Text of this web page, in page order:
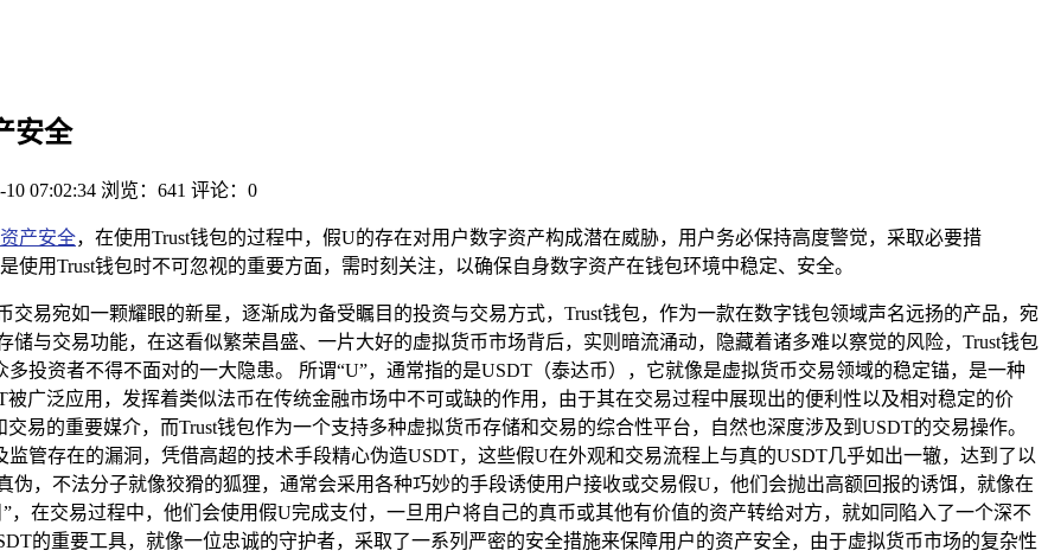
安全
10 07:02:34 浏览：641 评论：0
产安全，在使用Trust钱包的过程中，假U的存在对用户数字资产构成潜在威胁，用户务必保持高度警觉，采取必要措
用Trust钱包时不可忽视的重要方面，需时刻关注，以确保自身数字资产在钱包环境中稳定、安全。
易宛如一颗耀眼的新星，逐渐成为备受瞩目的投资与交易方式，Trust钱包，作为一款在数字钱包领域声名远扬的产品，宛
与交易功能，在这看似繁荣昌盛、一片大好的虚拟货币市场背后，实则暗流涌动，隐藏着诸多难以察觉的风险，Trust钱包
投资者不得不面对的一大隐患。 所谓“U”，通常指的是USDT（泰达币），它就像是虚拟货币交易领域的稳定锚，是一种
广泛应用，发挥着类似法币在传统金融市场中不可或缺的作用，由于其在交易过程中展现出的便利性以及相对稳定的价
易的重要媒介，而Trust钱包作为一个支持多种虚拟货币存储和交易的综合性平台，自然也深度涉及到USDT的交易操作。
管存在的漏洞，凭借高超的技术手段精心伪造USDT，这些假U在外观和交易流程上与真的USDT几乎如出一辙，达到了以
，不法分子就像狡猾的狐狸，通常会采用各种巧妙的手段诱使用户接收或交易假U，他们会抛出高额回报的诱饵，就像在
在交易过程中，他们会使用假U完成支付，一旦用户将自己的真币或其他有价值的资产转给对方，就如同陷入了一个深不
的重要工具，就像一位忠诚的守护者，采取了一系列严密的安全措施来保障用户的资产安全，由于虚拟货币市场的复杂性